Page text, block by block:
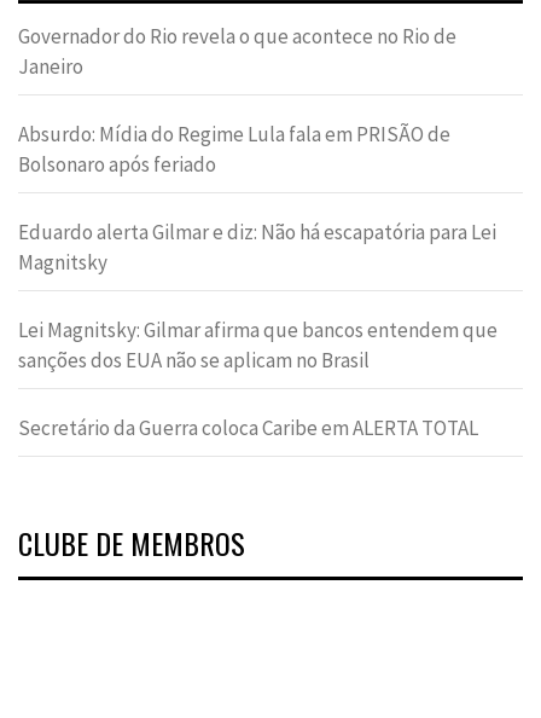
Governador do Rio revela o que acontece no Rio de
Janeiro
Absurdo: Mídia do Regime Lula fala em PRISÃO de
Bolsonaro após feriado
Eduardo alerta Gilmar e diz: Não há escapatória para Lei
Magnitsky
Lei Magnitsky: Gilmar afirma que bancos entendem que
sanções dos EUA não se aplicam no Brasil
Secretário da Guerra coloca Caribe em ALERTA TOTAL
CLUBE DE MEMBROS